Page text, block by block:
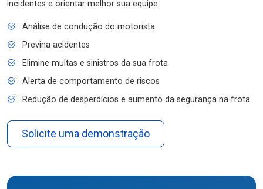
incidentes e orientar melhor sua equipe.
Análise de condução do motorista
Previna acidentes
Elimine multas e sinistros da sua frota
Alerta de comportamento de riscos
Redução de desperdícios e aumento da segurança na frota
Solicite uma demonstração